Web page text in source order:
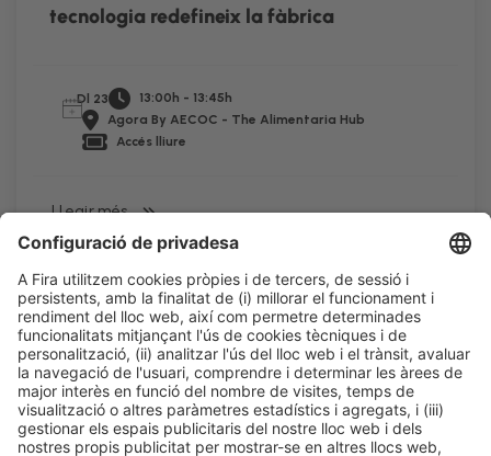
tecnologia redefineix la fàbrica
Dl 23
13:00h - 13:45h
Agora By AECOC - The Alimentaria Hub
Accés lliure
LLegir més